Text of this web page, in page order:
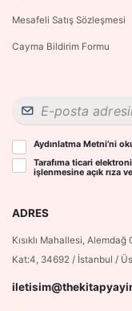
Mesafeli Satış Sözleşmesi
Cayma Bildirim Formu
Aydınlatma Metni’ni
Tarafıma ticari
işlenmesine açık rıza
ADRES
Kısıklı Mahallesi,
Kat:4, 34692 / İstanbul /